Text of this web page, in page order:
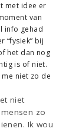
met idee er
van
info gehad
“fysiek” bij
het dan nog
is of niet.
niet zo de
niet
zo
Ik wou